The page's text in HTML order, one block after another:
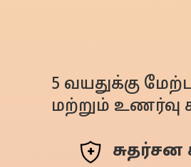
5 வயதுக்கு
மற்றும் உணர்வு
சுதர்சன